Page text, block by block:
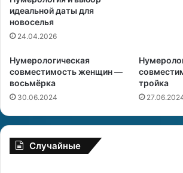
идеальной даты для
новоселья
24.04.2026
Нумерологическая
совместимость женщин —
восьмёрка
30.06.2024
тройка
Случайные